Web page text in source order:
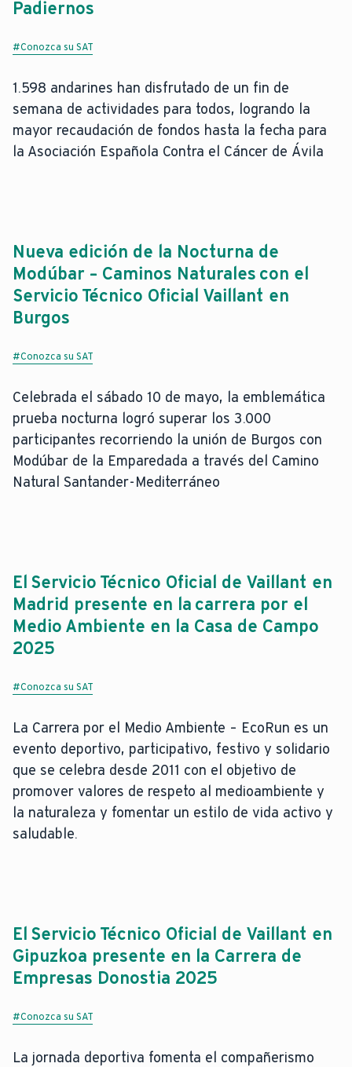
Padiernos
#Conozca su SAT
1.598 andarines han disfrutado de un fin de
semana de actividades para todos, logrando la
mayor recaudación de fondos hasta la fecha para
la Asociación Española Contra el Cáncer de Ávila
Nueva edición de la Nocturna de
Modúbar – Caminos Naturales con el
Servicio Técnico Oficial Vaillant en
Burgos
#Conozca su SAT
Celebrada el sábado 10 de mayo, la emblemática
prueba nocturna logró superar los 3.000
participantes recorriendo la unión de Burgos con
Modúbar de la Emparedada a través del Camino
Natural Santander-Mediterráneo
El Servicio Técnico Oficial de Vaillant en
Madrid presente en la carrera por el
Medio Ambiente en la Casa de Campo
2025
#Conozca su SAT
La Carrera por el Medio Ambiente – EcoRun es un
evento deportivo, participativo, festivo y solidario
que se celebra desde 2011 con el objetivo de
promover valores de respeto al medioambiente y
la naturaleza y fomentar un estilo de vida activo y
saludable.
El Servicio Técnico Oficial de Vaillant en
Gipuzkoa presente en la Carrera de
Empresas Donostia 2025
#Conozca su SAT
La jornada deportiva fomenta el compañerismo